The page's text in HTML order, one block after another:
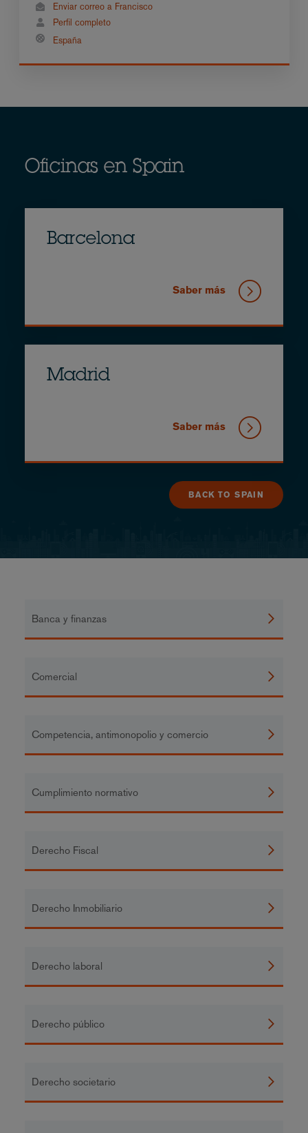
Enviar correo a Francisco
Perfil completo
España
Oficinas en Spain
Barcelona
Saber más
Madrid
Saber más
BACK TO SPAIN
Banca y finanzas
Comercial
Competencia, antimonopolio y comercio
Cumplimiento normativo
Derecho Fiscal
Derecho Inmobiliario
Derecho laboral
Derecho público
Derecho societario